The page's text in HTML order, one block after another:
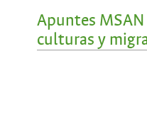
Apuntes
culturas y